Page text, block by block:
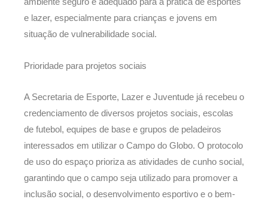
ambiente seguro e adequado para a prática de esportes
e lazer, especialmente para crianças e jovens em
situação de vulnerabilidade social.
Prioridade para projetos sociais
A Secretaria de Esporte, Lazer e Juventude já recebeu o
credenciamento de diversos projetos sociais, escolas
de futebol, equipes de base e grupos de peladeiros
interessados em utilizar o Campo do Globo. O protocolo
de uso do espaço prioriza as atividades de cunho social,
garantindo que o campo seja utilizado para promover a
inclusão social, o desenvolvimento esportivo e o bem-